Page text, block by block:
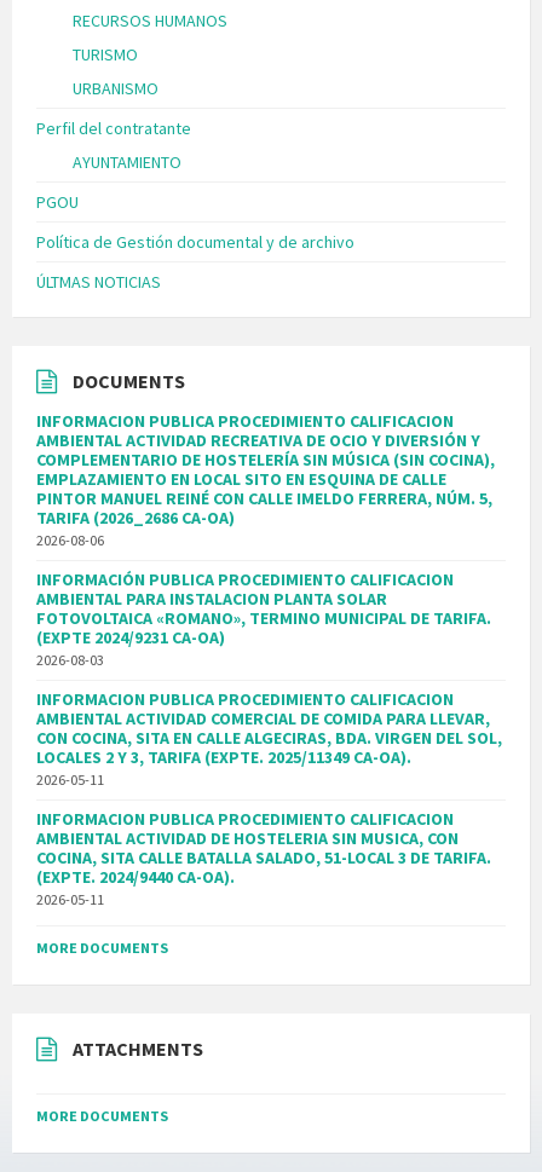
RECURSOS HUMANOS
TURISMO
URBANISMO
Perfil del contratante
AYUNTAMIENTO
PGOU
Política de Gestión documental y de archivo
ÚLTMAS NOTICIAS
DOCUMENTS
INFORMACION PUBLICA PROCEDIMIENTO CALIFICACION
AMBIENTAL ACTIVIDAD RECREATIVA DE OCIO Y DIVERSIÓN Y
COMPLEMENTARIO DE HOSTELERÍA SIN MÚSICA (SIN COCINA),
EMPLAZAMIENTO EN LOCAL SITO EN ESQUINA DE CALLE
PINTOR MANUEL REINÉ CON CALLE IMELDO FERRERA, NÚM. 5,
TARIFA (2026_2686 CA-OA)
2026-08-06
INFORMACIÓN PUBLICA PROCEDIMIENTO CALIFICACION
AMBIENTAL PARA INSTALACION PLANTA SOLAR
FOTOVOLTAICA «ROMANO», TERMINO MUNICIPAL DE TARIFA.
(EXPTE 2024/9231 CA-OA)
2026-08-03
INFORMACION PUBLICA PROCEDIMIENTO CALIFICACION
AMBIENTAL ACTIVIDAD COMERCIAL DE COMIDA PARA LLEVAR,
CON COCINA, SITA EN CALLE ALGECIRAS, BDA. VIRGEN DEL SOL,
LOCALES 2 Y 3, TARIFA (EXPTE. 2025/11349 CA-OA).
2026-05-11
INFORMACION PUBLICA PROCEDIMIENTO CALIFICACION
AMBIENTAL ACTIVIDAD DE HOSTELERIA SIN MUSICA, CON
COCINA, SITA CALLE BATALLA SALADO, 51-LOCAL 3 DE TARIFA.
(EXPTE. 2024/9440 CA-OA).
2026-05-11
MORE DOCUMENTS
ATTACHMENTS
MORE DOCUMENTS